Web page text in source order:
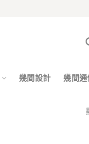
幾間設計 幾間通